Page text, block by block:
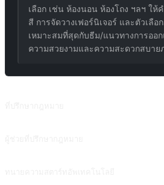
เลือก เช่น ห้องนอน ห้องโถง ฯลฯ ให้
สี การจัดวางเฟอร์นิเจอร์ และตัวเลือ
เหมาะสมที่สุดกับธีม/แนวทางการออ
ความสวยงามและความสะดวกสบา